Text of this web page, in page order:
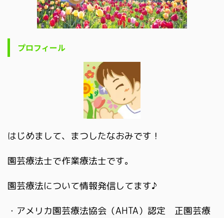
プロフィール
はじめまして、まつしたなおみです！
園芸療法士で作業療法士です。
園芸療法について情報発信してます♪
・アメリカ園芸療法協会（AHTA）認定 正園芸療